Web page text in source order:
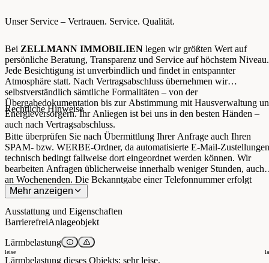
Unser Service – Vertrauen. Service. Qualität.
Bei ZELLMANN IMMOBILIEN legen wir größten Wert auf
persönliche Beratung, Transparenz und Service auf höchstem Niveau.
Jede Besichtigung ist unverbindlich und findet in entspannter
Atmosphäre statt. Nach Vertragsabschluss übernehmen wir
selbstverständlich sämtliche Formalitäten – von der
Übergabedokumentation bis zur Abstimmung mit Hausverwaltung
Energieversorgern. Ihr Anliegen ist bei uns in den besten Händen –
auch nach Vertragsabschluss.
Rechtliche Hinweise
Bitte überprüfen Sie nach Übermittlung Ihrer Anfrage auch Ihren
SPAM- bzw. WERBE-Ordner, da automatisierte E-Mail-Zustellungen
technisch bedingt fallweise dort eingeordnet werden können. Wir
bearbeiten Anfragen üblicherweise innerhalb weniger Stunden, auch
an Wochenenden. Die Bekanntgabe einer Telefonnummer erfolgt
freiwillig; diese kann ausschließlich zur ergänzenden Verständigung
B. SMS-Benachrichtigung über die Exposé-Übermittlung) verwendet
werden. Dieses Angebot ist unverbindlich und freibleibend. Alle
Angaben erfolgen auf Basis von Informationen des Eigentümers und
und Aktualität wird nicht übernommen. Änderungen, Irrtümer,
Zwischenverkauf sowie Abweichungen bleiben vorbehalten.
Mehr anzeigen
Ausstattung und Eigenschaften
BarrierefreiAnlageobjekt
Lärmbelastung
leise
Lärmbelastung dieses Objekts: sehr leise.